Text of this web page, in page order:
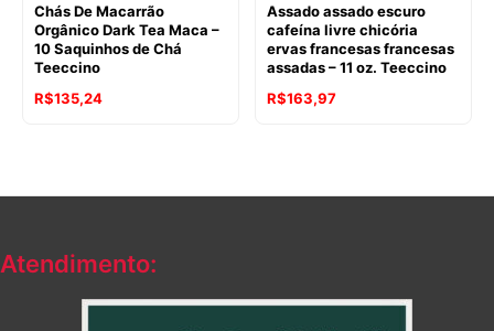
Chás De Macarrão
Orgânico Dark Tea Maca –
10 Saquinhos de Chá
Teeccino
R$135,24
Assado assado escuro
cafeína livre chicória
ervas francesas francesas
assadas – 11 oz. Teeccino
O
R$163,97O
Atendimento: